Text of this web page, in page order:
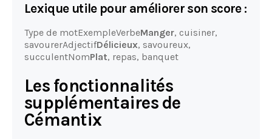
Lexique utile pour améliorer son score :
Type de motExempleVerbeManger, cuisiner,
savourerAdjectifDélicieux, savoureux,
succulentNomPlat, repas, banquet
Les fonctionnalités
supplémentaires de
Cémantix